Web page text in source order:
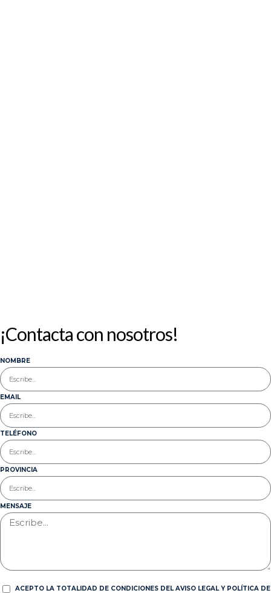
¡Contacta con nosotros!
NOMBRE
EMAIL
TELÉFONO
PROVINCIA
MENSAJE
ACEPTO LA TOTALIDAD DE CONDICIONES DEL AVISO LEGAL Y POLÍTICA DE